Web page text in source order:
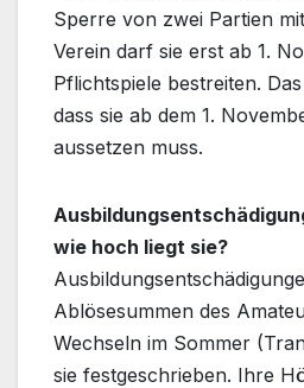
Sperre von zwei Partien
Verein darf sie erst ab 1.
Pflichtspiele bestreiten.
dass sie ab dem 1.
aussetzen muss.
wie hoch liegt sie?
Ablösesummen des
Wechseln im Sommer
sie festgeschrieben. Ihre